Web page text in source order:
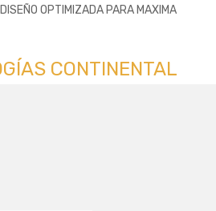
OPTIMIZADA PARA MAXIMA
CONTINENTAL